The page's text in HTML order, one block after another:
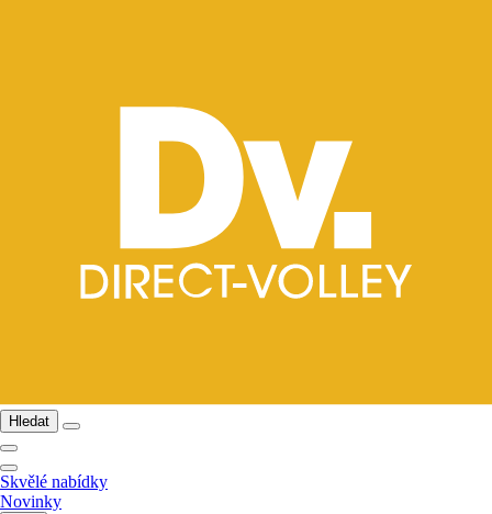
Hledat
Skvělé nabídky
Novinky